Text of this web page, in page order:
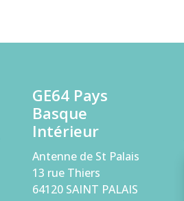
GE64 Pays
Basque
Intérieur
Antenne de St Palais
13 rue Thiers
64120 SAINT PALAIS